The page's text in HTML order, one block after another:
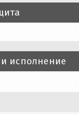
исполнение